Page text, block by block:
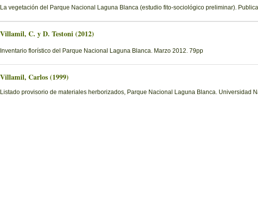
La vegetación del Parque Nacional Laguna Blanca (estudio fito-sociológico preliminar).
Villamil, C. y D. Testoni (2012)
Inventario florístico del Parque Nacional Laguna Blanca. Marzo 2012. 79pp
Villamil, Carlos (1999)
Listado provisorio de materiales herborizados, Parque Nacional Laguna Blanca. Universidad